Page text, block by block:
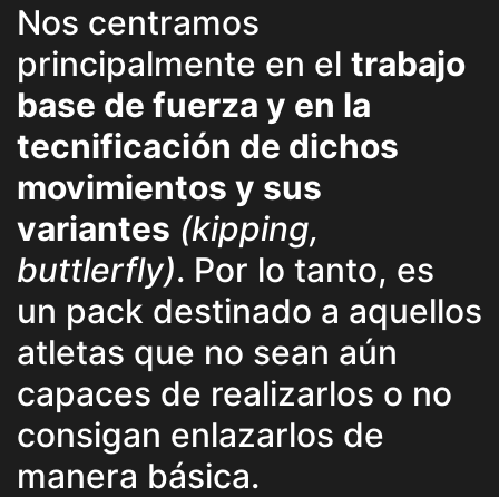
Nos centramos
principalmente en el trabajo
base de fuerza y en la
tecnificación de dichos
movimientos y sus
variantes (kipping,
buttlerfly). Por lo tanto, es
un pack destinado a aquellos
atletas que no sean aún
capaces de realizarlos o no
consigan enlazarlos de
manera básica.